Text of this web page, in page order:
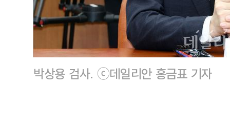
박상용 검사. ⓒ데일리안 홍금표 기자